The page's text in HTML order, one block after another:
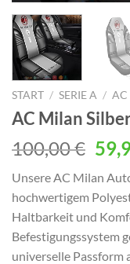
START / SERIE A / AC
AC Milan
100,00€
Preis
Unsere AC Milan
hochwertigem
Haltbarkeit und
Befestigungssystem
universelle Passform